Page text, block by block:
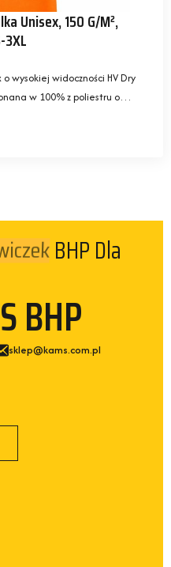
Unisex, 150 G/m²,
o wysokiej widoczności HV Dry
w 100% z poliestru o…
BHP Dla
BHP
sklep@kams.com.pl